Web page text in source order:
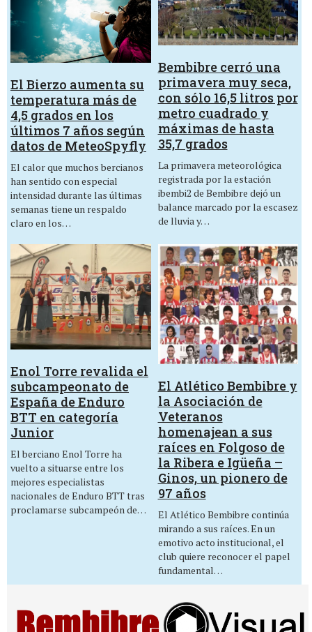
El Bierzo aumenta su
temperatura más de
4,5 grados en los
últimos 7 años según
datos de MeteoSpyfly
El calor que muchos bercianos
han sentido con especial
intensidad durante las últimas
semanas tiene un respaldo
claro en los…
Bembibre cerró una
primavera muy seca,
con sólo 16,5 litros por
metro cuadrado y
máximas de hasta
35,7 grados
La primavera meteorológica
registrada por la estación
ibembi2 de Bembibre dejó un
balance marcado por la escasez
de lluvia y…
Enol Torre revalida el
subcampeonato de
España de Enduro
BTT en categoría
Junior
El berciano Enol Torre ha
vuelto a situarse entre los
mejores especialistas
nacionales de Enduro BTT tras
proclamarse subcampeón de…
El Atlético Bembibre y
la Asociación de
Veteranos
homenajean a sus
raíces en Folgoso de
la Ribera e Igüeña –
Ginos, un pionero de
97 años
El Atlético Bembibre continúa
mirando a sus raíces. En un
emotivo acto institucional, el
club quiere reconocer el papel
fundamental…